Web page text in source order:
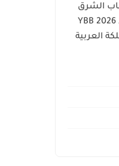
الشرق
الأوسط YBB 2026
العربية